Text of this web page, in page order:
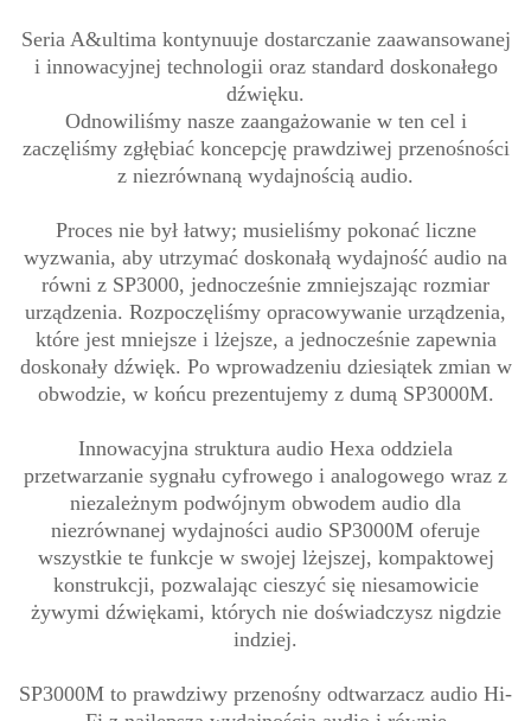
Seria A&ultima kontynuuje dostarczanie zaawansowanej
i innowacyjnej technologii oraz standard doskonałego
dźwięku.
Odnowiliśmy nasze zaangażowanie w ten cel i
zaczęliśmy zgłębiać koncepcję prawdziwej przenośności
z niezrównaną wydajnością audio.
Proces nie był łatwy; musieliśmy pokonać liczne
wyzwania, aby utrzymać doskonałą wydajność audio na
równi z SP3000, jednocześnie zmniejszając rozmiar
urządzenia. Rozpoczęliśmy opracowywanie urządzenia,
które jest mniejsze i lżejsze, a jednocześnie zapewnia
doskonały dźwięk. Po wprowadzeniu dziesiątek zmian w
obwodzie, w końcu prezentujemy z dumą SP3000M.
Innowacyjna struktura audio Hexa oddziela
przetwarzanie sygnału cyfrowego i analogowego wraz z
niezależnym podwójnym obwodem audio dla
niezrównanej wydajności audio SP3000M oferuje
wszystkie te funkcje w swojej lżejszej, kompaktowej
konstrukcji, pozwalając cieszyć się niesamowicie
żywymi dźwiękami, których nie doświadczysz nigdzie
indziej.
SP3000M to prawdziwy przenośny odtwarzacz audio Hi-